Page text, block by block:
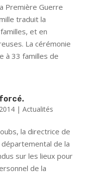
Première Guerre
traduit la
et en
La cérémonie
à 33 familles de
| Actualités
la directrice de
de la
sur les lieux pour
de la